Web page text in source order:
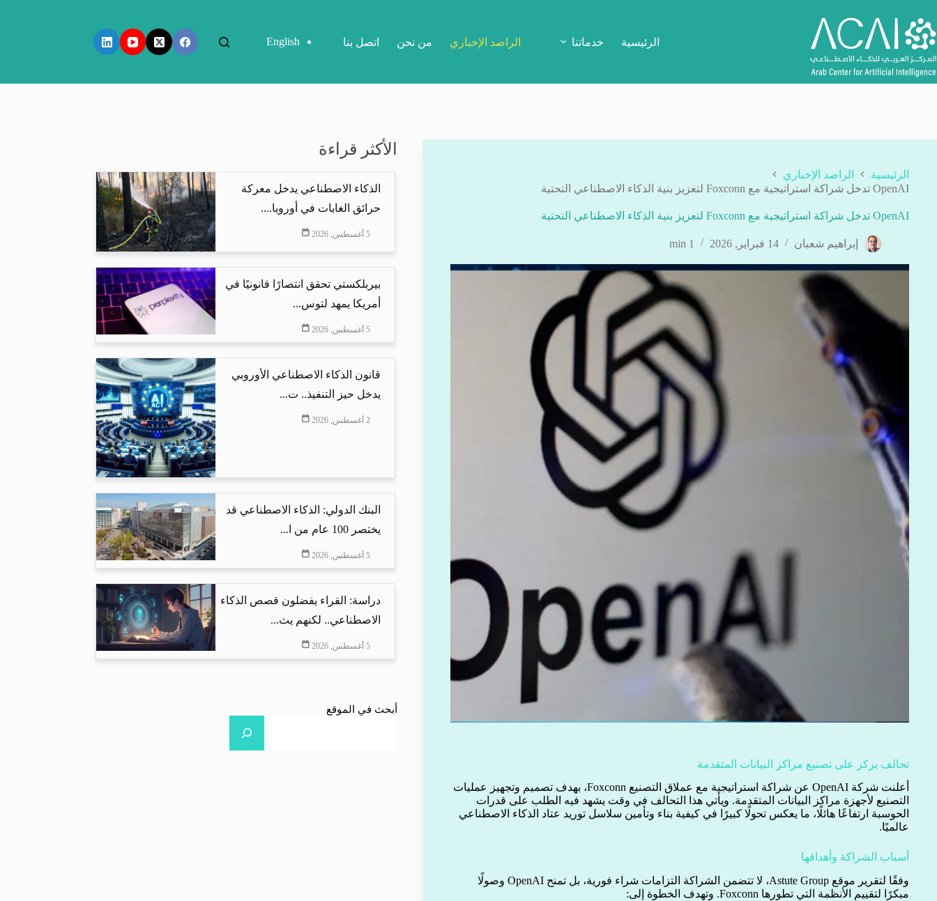
إلى
المحتوى
الرئيسية خدماتنا الراصد الإخباري من نحن اتصل بنا English
الرئيسية
الراصد الإخباري
OpenAI تدخل شراكة استراتيجية مع Foxconn لتعزيز بنية الذكاء الاصطناعي التحتية
OpenAI تدخل شراكة استراتيجية مع Foxconn لتعزيز بنية الذكاء الاصطناعي التحتية
إبراهيم شعبان 14 فبراير, 2026 1 min
تحالف يركز على تصنيع مراكز البيانات المتقدمة
أعلنت شركة OpenAI عن شراكة استراتيجية مع عملاق التصنيع Foxconn، بهدف تصميم وتجهيز عمليات
التصنيع لأجهزة مراكز البيانات المتقدمة. ويأتي هذا التحالف في وقت يشهد فيه الطلب على قدرات
الحوسبة ارتفاعًا هائلًا، ما يعكس تحولًا كبيرًا في كيفية بناء وتأمين سلاسل توريد عتاد الذكاء الاصطناعي
عالميًا.
أسباب الشراكة وأهدافها
وفقًا لتقرير موقع Astute Group، لا تتضمن الشراكة التزامات شراء فورية، بل تمنح OpenAI وصولًا
مبكرًا لتقييم الأنظمة التي تطورها Foxconn. وتهدف الخطوة إلى:
الأكثر قراءة
الذكاء الاصطناعي يدخل معركة
حرائق الغابات في أوروبا....
5 أغسطس, 2026
بيربلكستي تحقق انتصارًا قانونيًا في
أمريكا يمهد لتوس...
5 أغسطس, 2026
قانون الذكاء الاصطناعي الأوروبي
يدخل حيز التنفيذ.. ت...
2 أغسطس, 2026
البنك الدولي: الذكاء الاصطناعي قد
يختصر 100 عام من ا...
5 أغسطس, 2026
دراسة: القراء يفضلون قصص الذكاء
الاصطناعي.. لكنهم يث...
5 أغسطس, 2026
أبحث في الموقع